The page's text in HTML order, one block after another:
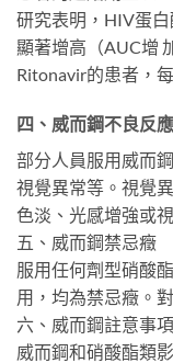
研究表明，HIV蛋
顯著增高（AUC增
Ritonavir的患者，
四、威而鋼不良反應
部分人員服用威而
視覺異常等。視覺
色淡、光感增強或
五、威而鋼禁忌癥
服用任何劑型硝酸
用，均為禁忌癥。
六、威而鋼註意事項
威而鋼和硝酸酯類